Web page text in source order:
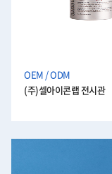
OEM / ODM
(주)셀아이콘랩 전시관